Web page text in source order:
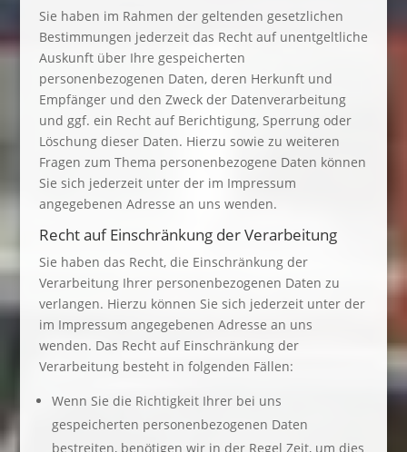
Sie haben im Rahmen der geltenden gesetzlichen
Bestimmungen jederzeit das Recht auf unentgeltliche
Auskunft über Ihre gespeicherten
personenbezogenen Daten, deren Herkunft und
Empfänger und den Zweck der Datenverarbeitung
und ggf. ein Recht auf Berichtigung, Sperrung oder
Löschung dieser Daten. Hierzu sowie zu weiteren
Fragen zum Thema personenbezogene Daten können
Sie sich jederzeit unter der im Impressum
angegebenen Adresse an uns wenden.
Recht auf Einschränkung der Verarbeitung
Sie haben das Recht, die Einschränkung der
Verarbeitung Ihrer personenbezogenen Daten zu
verlangen. Hierzu können Sie sich jederzeit unter der
im Impressum angegebenen Adresse an uns
wenden. Das Recht auf Einschränkung der
Verarbeitung besteht in folgenden Fällen:
Wenn Sie die Richtigkeit Ihrer bei uns
gespeicherten personenbezogenen Daten
bestreiten, benötigen wir in der Regel Zeit, um dies